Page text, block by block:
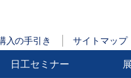
入の手引き サイトマップ
日工セミナー